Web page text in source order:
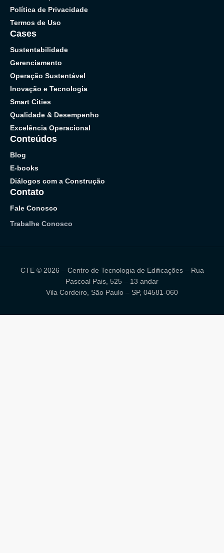
Política de Privacidade
Termos de Uso
Cases
Sustentabilidade
Gerenciamento
Operação Sustentável
Inovação e Tecnologia
Smart Cities
Qualidade & Desempenho
Excelência Operacional
Conteúdos
Blog
E-books
Diálogos com a Construção
Contato
Fale Conosco
Trabalhe Conosco
CTE © 2026 – Centro de Tecnologia de Edificações – Rua
Pascoal Pais, 525 – 13 andar
Vila Cordeiro, São Paulo – SP, 04581-060